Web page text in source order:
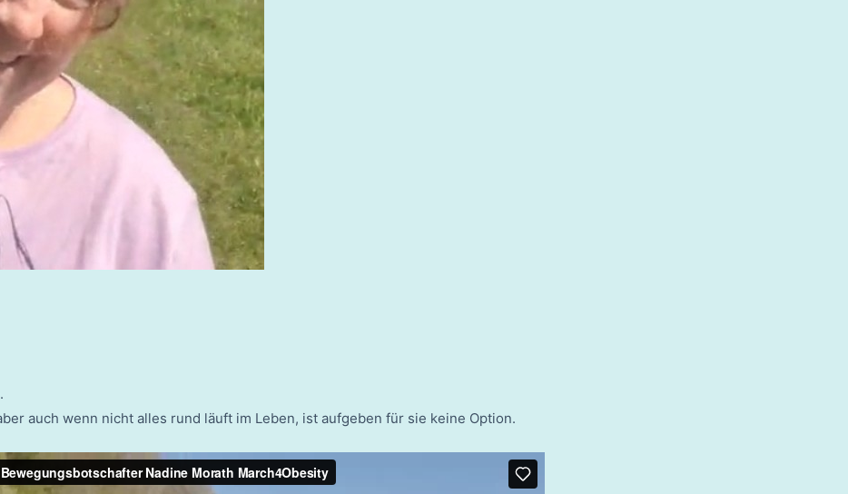
auch wenn nicht alles rund läuft im Leben, ist aufgeben für sie keine Option.